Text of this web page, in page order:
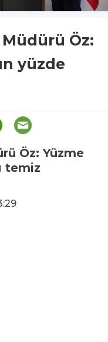
Müdürü Öz:
yüzde
Öz: Yüzme
temiz